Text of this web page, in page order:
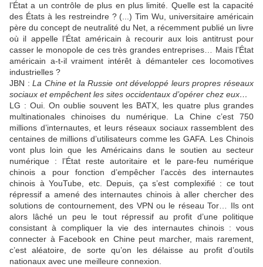
l’État a un contrôle de plus en plus limité. Quelle est la capacité
des États à les restreindre ? (...) Tim Wu, universitaire américain
père du concept de neutralité du Net, a récemment publié un livre
où il appelle l’État américain à recourir aux lois antitrust pour
casser le monopole de ces très grandes entreprises… Mais l’État
américain a-t-il vraiment intérêt à démanteler ces locomotives
industrielles ?
JBN :La Chine et la Russie ont développé leurs propres réseaux
sociaux et empêchent les sites occidentaux d’opérer chez eux…
LG : Oui. On oublie souvent les BATX, les quatre plus grandes
multinationales chinoises du numérique. La Chine c’est 750
millions d’internautes, et leurs réseaux sociaux rassemblent des
centaines de millions d’utilisateurs comme les GAFA. Les Chinois
vont plus loin que les Américains dans le soutien au secteur
numérique : l’État reste autoritaire et le pare-feu numérique
chinois a pour fonction d’empêcher l’accès des internautes
chinois à YouTube, etc. Depuis, ça s’est complexifié : ce tout
répressif a amené des internautes chinois à aller chercher des
solutions de contournement, des VPN ou le réseau Tor… Ils ont
alors lâché un peu le tout répressif au profit d’une politique
consistant à compliquer la vie des internautes chinois : vous
connecter à Facebook en Chine peut marcher, mais rarement,
c’est aléatoire, de sorte qu’on les délaisse au profit d’outils
nationaux avec une meilleure connexion.